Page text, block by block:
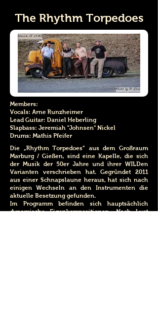
The Rhythm Torpedoes
Members:
Vocals: Arne Runzheimer
Lead Guitar: Daniel Heberling
Slapbass: Jeremiah "Johnsen" Nickel
Drums: Mathis Pfeifer
Die „Rhythm Torpedoes“ aus dem Großraum
Marburg / Gießen, sind eine Kapelle, die sich
der Musik der 50er Jahre und ihrer WILDen
Varianten verschrieben hat. Gegründet 2011
aus einer Schnapslaune heraus, hat sich nach
einigen Wechseln an den Instrumenten die
aktuelle Besetzung gefunden.
Im Programm befinden sich hauptsächlich
dynamische Eigenkompositionen. Nach Lust